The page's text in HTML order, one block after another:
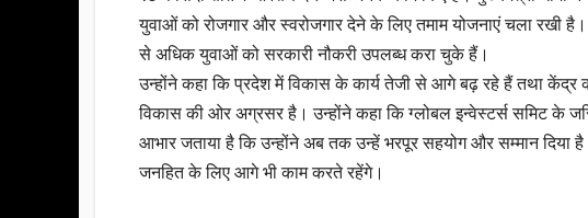
युवाओं को रोजगार और स्वरोजगार देने के लिए तमाम योजनाएं चला रखी
से अधिक युवाओं को सरकारी नौकरी उपलब्ध करा चुके हैं।
उन्होंने कहा कि प्रदेश में विकास के कार्य तेजी से आगे बढ़ रहे हैं तथा केंद्र
विकास की ओर अग्रसर है। उन्होंने कहा कि ग्लोबल इन्वेस्टर्स समिट के
आभार जताया है कि उन्होंने अब तक उन्हें भरपूर सहयोग और सम्मान दिया
जनहित के लिए आगे भी काम करते रहेंगे।